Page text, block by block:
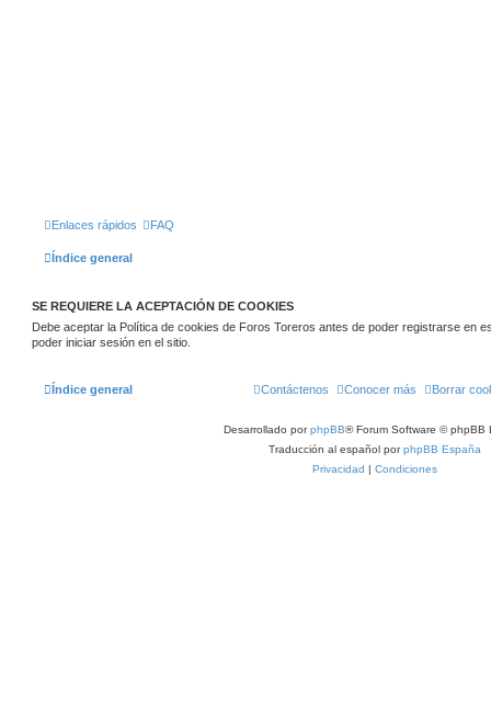
Enlaces rápidos FAQ
Índice general
SE REQUIERE LA ACEPTACIÓN DE COOKIES
Debe aceptar la Política de cookies de Foros Toreros antes de poder registrarse en
poder iniciar sesión en el sitio.
Índice general Borrar
Conocer más
Contáctenos
Desarrollado porphpBB® Forum Software © phpBB
Traducción al español porphpBB España
Privacidad | Condiciones